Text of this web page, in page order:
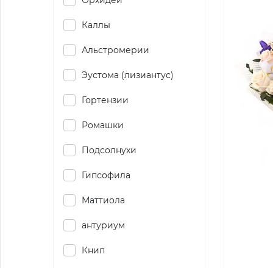
Каллы
Альстромерии
Эустома (лизиантус)
Гортензии
Ромашки
Подсолнухи
Гипсофила
Маттиола
антуриум
Книп